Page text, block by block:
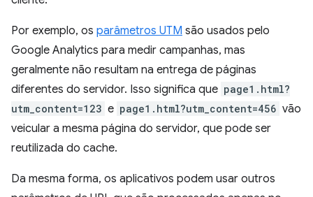
Por exemplo, os parâmetros UTM são usados pelo
Google Analytics para medir campanhas, mas
geralmente não resultam na entrega de páginas
diferentes do servidor. Isso significa que page1.html?
utm_content=123 e page1.html?utm_content=456 vão
veicular a mesma página do servidor, que pode ser
reutilizada do cache.
Da mesma forma, os aplicativos podem usar outros